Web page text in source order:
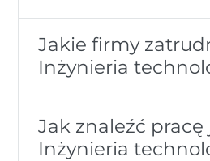
Jakie firmy
Inżynieria
Jak znaleźć pracę
Inżynieria